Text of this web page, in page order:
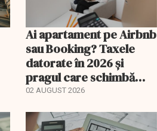
Ai apartament pe Airbnb
sau Booking? Taxele
datorate în 2026 și
pragul care schimbă
regimul fiscal
02 AUGUST 2026